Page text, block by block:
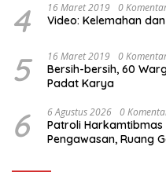
4 16 Maret 2019 0
Video: Kelemahan
5 16 Maret 2019 0
Bersih-bersih, 60
Padat Karya
6 6 Agustus 2026 0
Patroli
Pengawasan, Ruang